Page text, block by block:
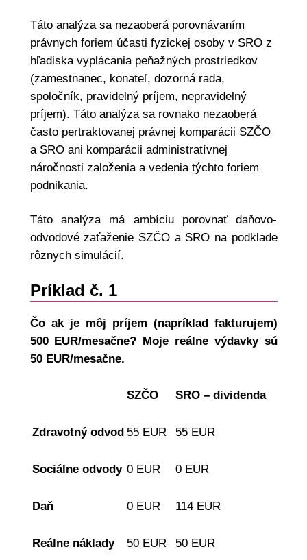
Táto analýza sa nezaoberá porovnávaním
právnych foriem účasti fyzickej osoby v SRO z
hľadiska vyplácania peňažných prostriedkov
(zamestnanec, konateľ, dozorná rada,
spoločník, pravidelný príjem, nepravidelný
príjem). Táto analýza sa rovnako nezaoberá
často pertraktovanej právnej komparácii SZČO
a SRO ani komparácii administratívnej
náročnosti založenia a vedenia týchto foriem
podnikania.
Táto analýza má ambíciu porovnať daňovo-
odvodové zaťaženie SZČO a SRO na podklade
rôznych simulácií.
Príklad č. 1
Čo ak je môj príjem (napríklad fakturujem)
500 EUR/mesačne? Moje reálne výdavky sú
50 EUR/mesačne.
SZČO SRO – dividenda
Zdravotný odvod 55 EUR 55 EUR
Sociálne odvody 0 EUR 0 EUR
Daň 0 EUR 114 EUR
Reálne náklady 50 EUR 50 EUR